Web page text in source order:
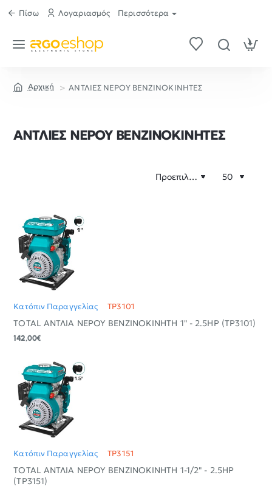
Πίσω Λογαριασμός Περισσότερα
ΑΝΤΛΙΕΣ ΝΕΡΟΥ ΒΕΝΖΙΝΟΚΙΝΗΤΕΣ
ΑΝΤΛΙΕΣ ΝΕΡΟΥ ΒΕΝΖΙΝΟΚΙΝΗΤΕΣ
Κατόπιν Παραγγελίας TP3101
TOTAL ΑΝΤΛΙΑ ΝΕΡΟΥ ΒΕΝΖΙΝΟΚΙΝΗΤΗ 1" - 2.5ΗΡ (TP3101)
142,00€
Κατόπιν Παραγγελίας TP3151
TOTAL ΑΝΤΛΙΑ ΝΕΡΟΥ ΒΕΝΖΙΝΟΚΙΝΗΤΗ 1-1/2" - 2.5ΗΡ
(TP3151)